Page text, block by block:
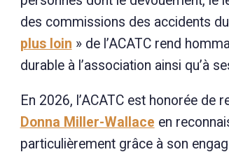
des commissions des accidents
plus loin » de l’ACATC rend
durable à l’association ainsi qu’à
En 2026, l’ACATC est honorée de
Donna Miller-Wallace en
particulièrement grâce à son